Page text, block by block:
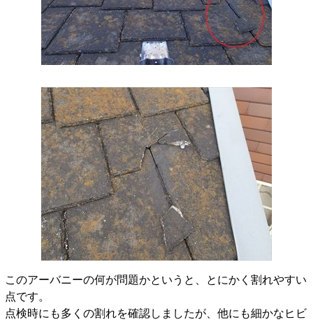
このアーバニーの何が問題かというと、とにかく割れやすい
点です。
点検時にも多くの割れを確認しましたが、他にも細かなヒビ